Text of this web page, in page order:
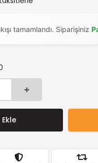
tamamlandı. Siparişiniz